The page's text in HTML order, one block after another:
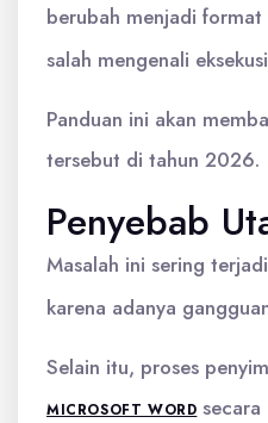
berubah menjadi
salah mengenali
Panduan ini akan
tersebut di tahun 2026.
Penyebab
Masalah ini sering
karena adanya
Selain itu, proses
MICROSOFT WORD